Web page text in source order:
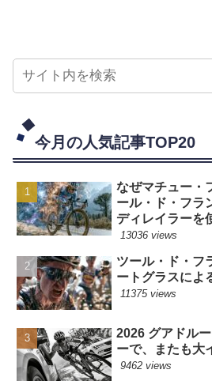
今月の人気記事TOP20
なぜマチュー・
ール・ド・フラ
ディレイラーを
13036 views
ツール・ド・フ
ートグラスによ
11375 views
2026 グアドル
ーで、またも大
9462 views